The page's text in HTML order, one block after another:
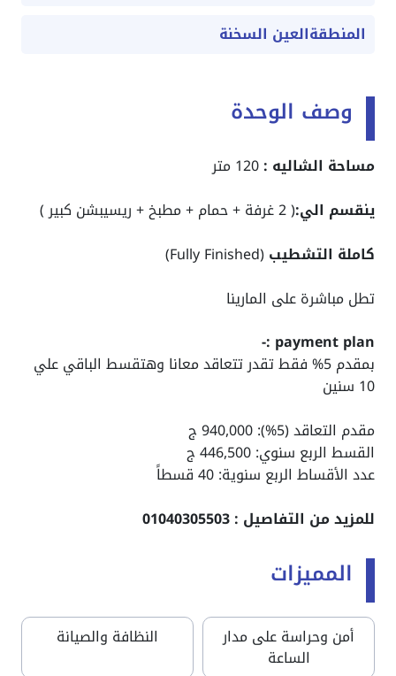
المنطقةالعين السخنة
وصف الوحدة
مساحة الشاليه :120 متر
ينقسم الي:( 2 غرفة + حمام + مطبخ + ريسيبشن كبير )
كاملة التشطيب(Fully Finished)
تطل مباشرة على المارينا
payment plan :-
بمقدم 5% فقط تقدر تتعاقد معانا وهتقسط الباقي علي
10 سنين
مقدم التعاقد (5%): 940,000 ج
القسط الربع سنوي: 446,500 ج
عدد الأقساط الربع سنوية: 40 قسطاً
للمزيد من التفاصيل : 01040305503
المميزات
أمن وحراسة على مدار
الساعة
النظافة والصيانة